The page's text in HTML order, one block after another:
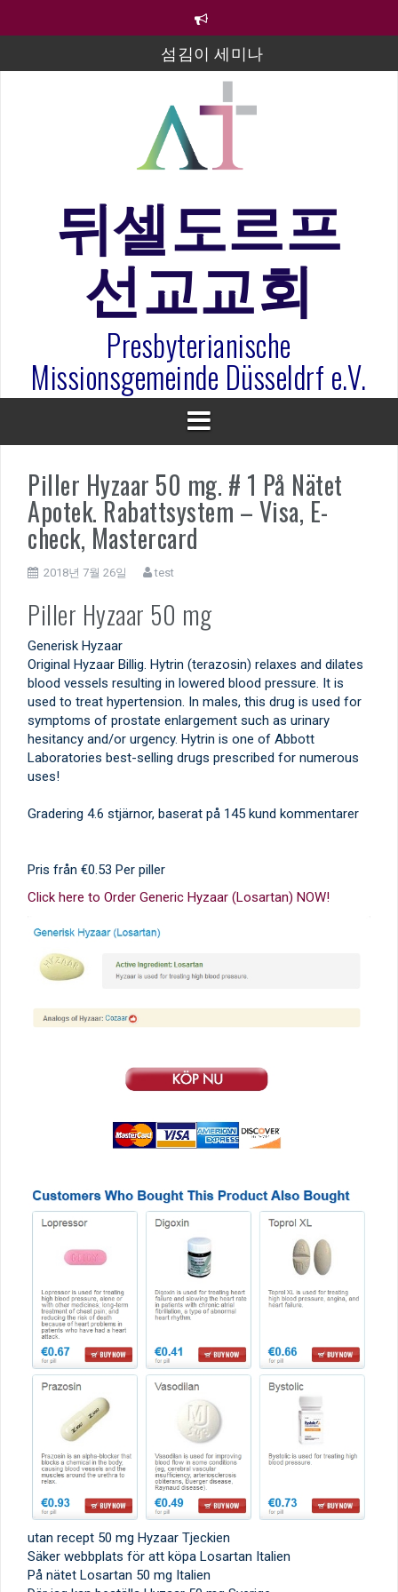
섬김이 세미나
김태희 자매 졸업연주
2023년 어린이 주일 유초등부 발표
라합3 나라 봉헌송
은퇴사-우선화 권사
20260322 주안에 가만히 머물기(요한복음 15:1-17) 손
훈목사
뒤셀도르프
선교교회
Presbyterianische
Missionsgemeinde Düsseldrf e.V.
Piller Hyzaar 50 mg. # 1 På Nätet
Apotek. Rabattsystem – Visa, E-
check, Mastercard
2018년 7월 26일 test
Piller Hyzaar 50 mg
Generisk Hyzaar
Original Hyzaar Billig. Hytrin (terazosin) relaxes and dilates
blood vessels resulting in lowered blood pressure. It is
used to treat hypertension. In males, this drug is used for
symptoms of prostate enlargement such as urinary
hesitancy and/or urgency. Hytrin is one of Abbott
Laboratories best-selling drugs prescribed for numerous
uses!
Gradering 4.6 stjärnor, baserat på 145 kund kommentarer
Pris från €0.53 Per piller
Click here to Order Generic Hyzaar (Losartan) NOW!
utan recept 50 mg Hyzaar Tjeckien
Säker webbplats för att köpa Losartan Italien
På nätet Losartan 50 mg Italien